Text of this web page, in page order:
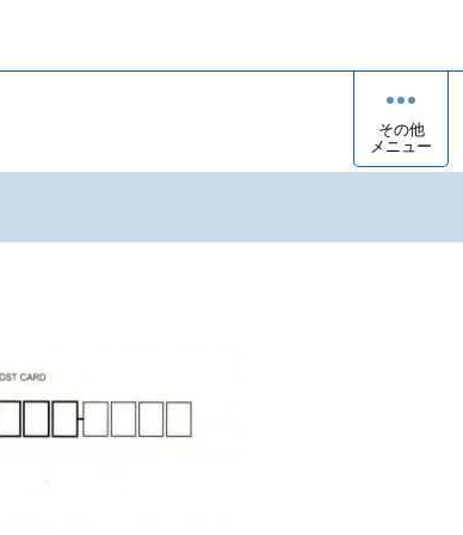
その他
メニュー